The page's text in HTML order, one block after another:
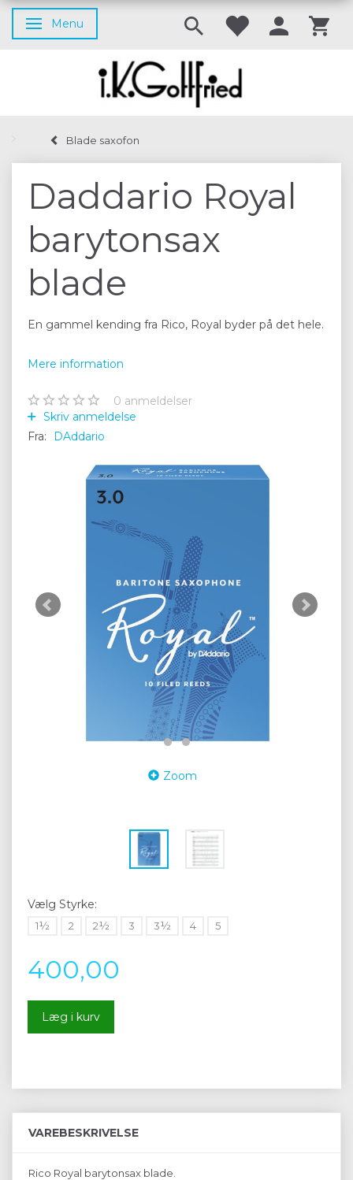
Skifte navigation
Menu
Blade saxofon
Daddario Royal
barytonsax
blade
En gammel kending fra Rico, Royal byder på det hele.
Mere information
0 anmeldelser
Skriv anmeldelse
Fra:
DAddario
Zoom
Vælg Styrke:
1½ 2 2½ 3 3½ 4 5
400,00
Læg i kurv
VAREBESKRIVELSE
Rico Royal barytonsax blade.